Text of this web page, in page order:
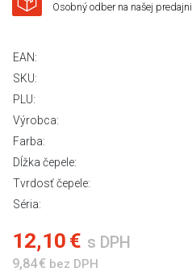
Osobný odber na našej predajni
EAN:
SKU:
PLU:
Výrobca:
Farba:
Dĺžka čepele:
Tvrdosť čepele:
Séria:
12,10 € s DPH
9,84 € bez DPH